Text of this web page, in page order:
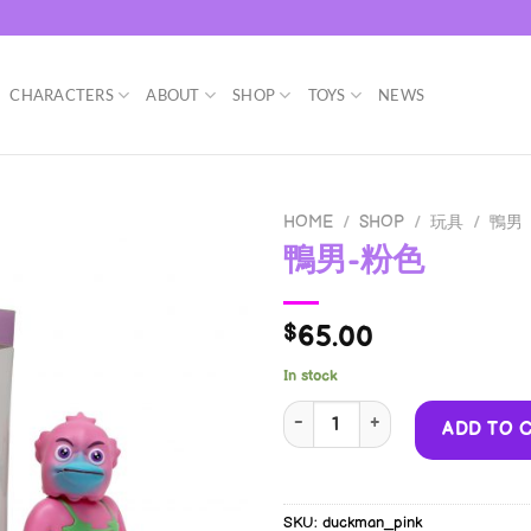
CHARACTERS ABOUT SHOP TOYS NEWS
HOME / SHOP / 玩具 / 鴨男
鴨男-粉色
$65.00
In stock
鴨男-粉色 quantity
ADD TO
SKU: duckman_pink